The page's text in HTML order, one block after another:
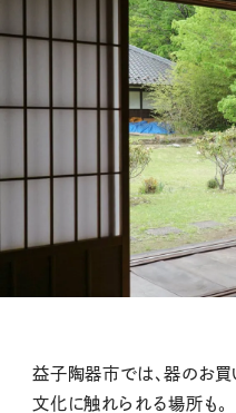
益子陶器市では、器のお
文化に触れられる場所も。